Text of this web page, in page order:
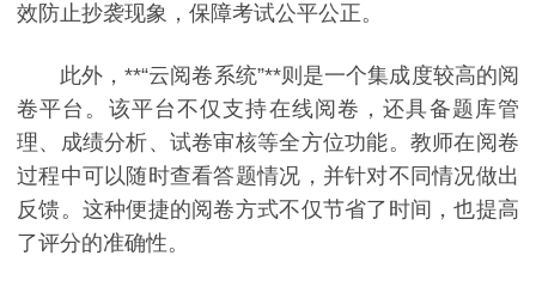
效防止抄袭现象，保障考试公平公正。
此外，**“云阅卷系统”**则是一个集成度较高的阅
卷平台。该平台不仅支持在线阅卷，还具备题库管
理、成绩分析、试卷审核等全方位功能。教师在阅卷
过程中可以随时查看答题情况，并针对不同情况做出
反馈。这种便捷的阅卷方式不仅节省了时间，也提高
了评分的准确性。